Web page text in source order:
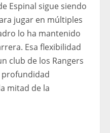
Espinal sigue siendo
jugar en múltiples
lo ha mantenido
Esa flexibilidad
club de los Rangers
mitad de la